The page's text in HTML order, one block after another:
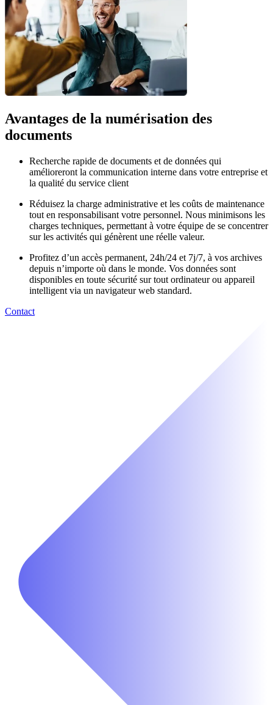
Avantages de la numérisation des
documents
Recherche rapide de documents et de données qui
amélioreront la communication interne dans votre entreprise et
la qualité du service client
Réduisez la charge administrative et les coûts de maintenance
tout en responsabilisant votre personnel. Nous minimisons les
charges techniques, permettant à votre équipe de se concentrer
sur les activités qui génèrent une réelle valeur.
Profitez d’un accès permanent, 24h/24 et 7j/7, à vos archives
depuis n’importe où dans le monde. Vos données sont
disponibles en toute sécurité sur tout ordinateur ou appareil
intelligent via un navigateur web standard.
Contact